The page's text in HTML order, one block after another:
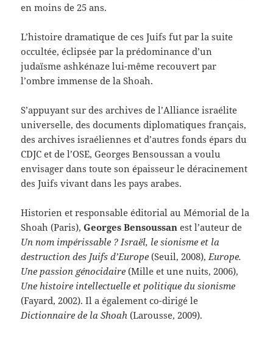
en moins de 25 ans.
L’histoire dramatique de ces Juifs fut par la suite
occultée, éclipsée par la prédominance d’un
judaïsme ashkénaze lui-même recouvert par
l’ombre immense de la Shoah.
S’appuyant sur des archives de l’Alliance israélite
universelle, des documents diplomatiques français,
des archives israéliennes et d’autres fonds épars du
CDJC et de l’OSE, Georges Bensoussan a voulu
envisager dans toute son épaisseur le déracinement
des Juifs vivant dans les pays arabes.
Historien et responsable éditorial au Mémorial de la
Shoah (Paris),Georges Bensoussan est l’auteur de
Un nom impérissable ? Israël, le sionisme et la
destruction des Juifs d’Europe (Seuil, 2008),Europe.
Une passion génocidaire (Mille et une nuits, 2006),
Une histoire intellectuelle et politique du sionisme
(Fayard, 2002). Il a également co-dirigé le
Dictionnaire de la Shoah (Larousse, 2009).